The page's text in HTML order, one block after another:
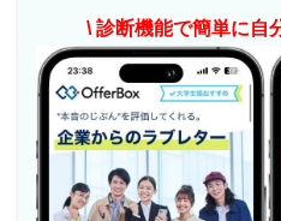
\ 診断機能で簡単に自